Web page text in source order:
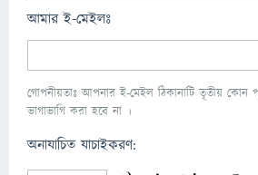
আমার ই-মেইলঃ
গোপনীয়তাঃ আপনার ই-মেইল ঠিকানাটি তৃতীয় কোন
ভাগাভাগি করা হবে না ।
অনাযাচিত যাচাইকরণ: